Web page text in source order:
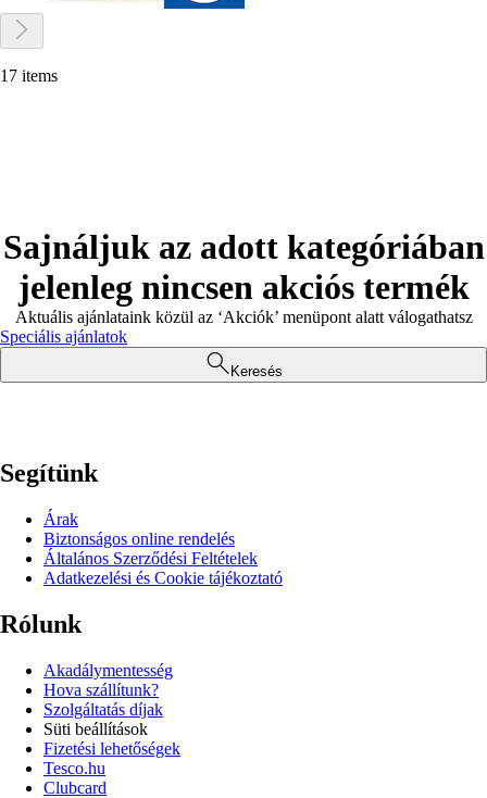
17 items
Sajnáljuk az adott kategóriában
jelenleg nincsen akciós termék
Aktuális ajánlataink közül az ‘Akciók’ menüpont alatt válogathatsz
Speciális ajánlatok
Keresés
Segítünk
Árak
Biztonságos online rendelés
Általános Szerződési Feltételek
Adatkezelési és Cookie tájékoztató
Rólunk
Akadálymentesség
Hova szállítunk?
Szolgáltatás díjak
Süti beállítások
Fizetési lehetőségek
Tesco.hu
Clubcard